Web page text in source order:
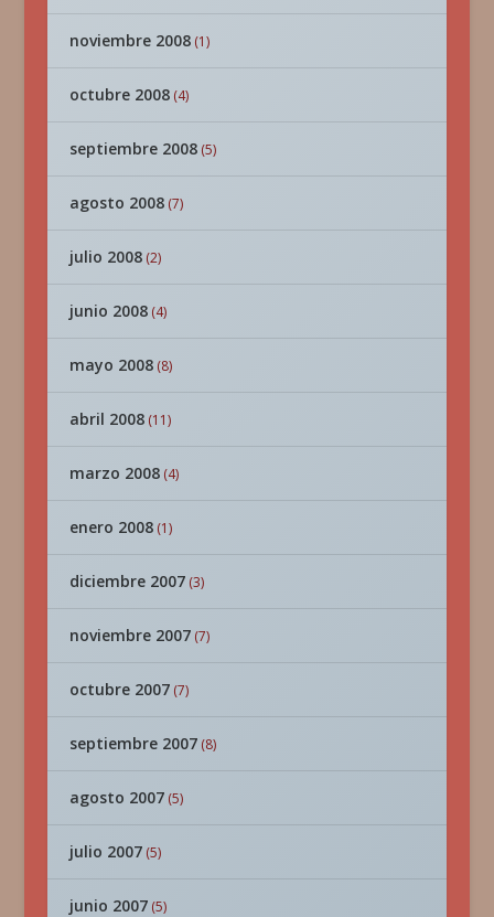
noviembre 2008(1)
octubre 2008(4)
septiembre 2008(5)
agosto 2008(7)
julio 2008(2)
junio 2008(4)
mayo 2008(8)
abril 2008(11)
marzo 2008(4)
enero 2008(1)
diciembre 2007(3)
noviembre 2007(7)
octubre 2007(7)
septiembre 2007(8)
agosto 2007(5)
julio 2007(5)
junio 2007(5)